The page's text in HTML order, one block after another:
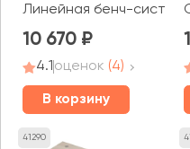
Линейная бенч-
10 670
4.1оценок (4)
В корзину
41290